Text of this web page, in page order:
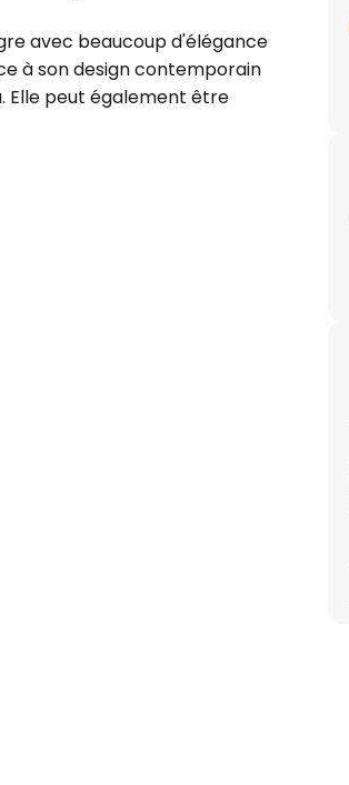
avec beaucoup d'élégance
à son design contemporain
Elle peut également être
d'une lampe de cuisine
dominée visuellement par
qui diffusent une
Un design élégant à